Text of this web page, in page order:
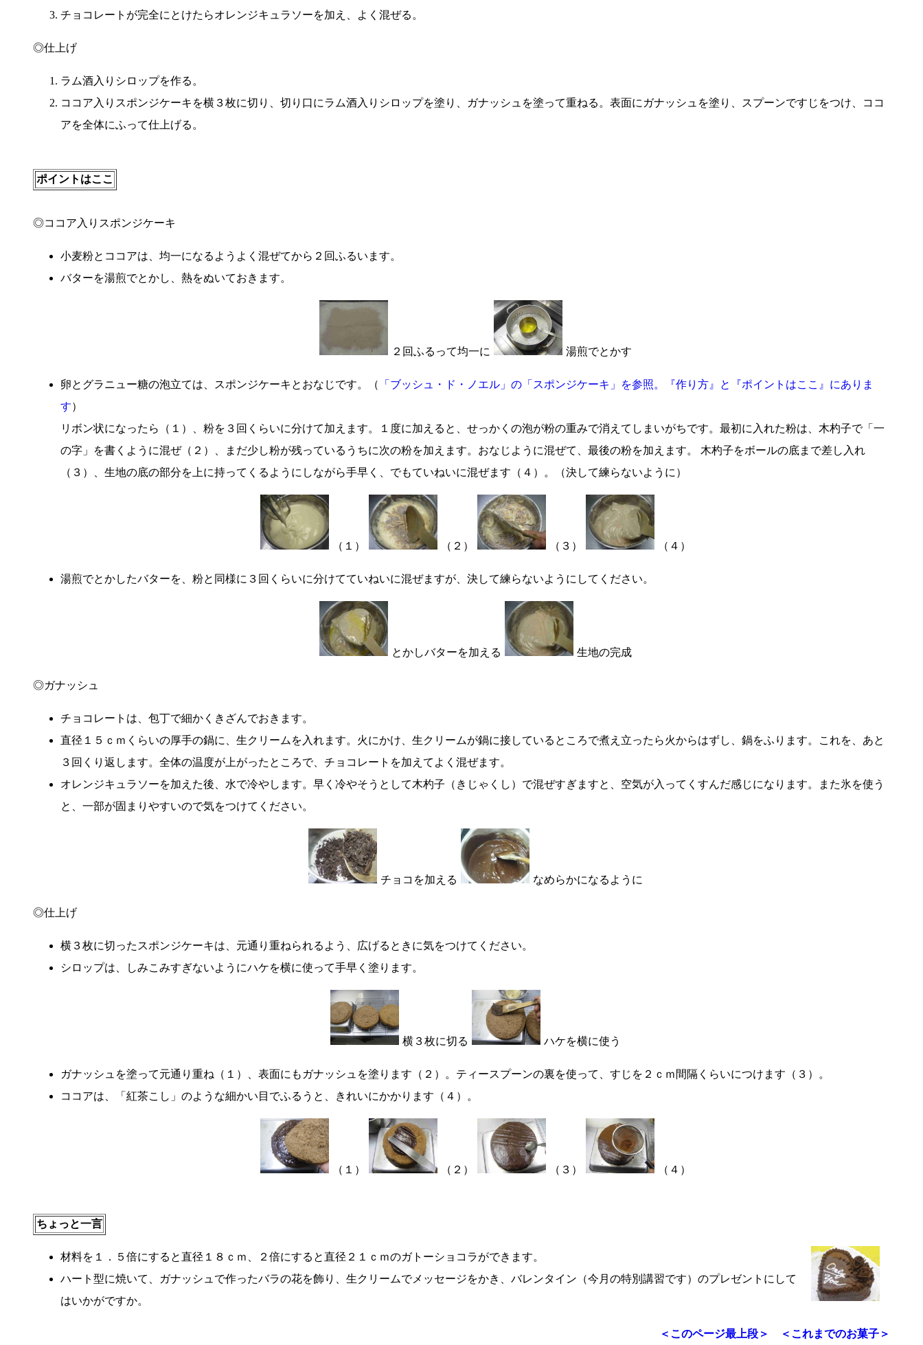
チョコレートが完全にとけたらオレンジキュラソーを加え、よく混ぜる。
◎仕上げ
ラム酒入りシロップを作る。
ココア入りスポンジケーキを横３枚に切り、切り口にラム酒入りシロップを塗り、ガナッシュを塗って重ねる。表面にガナッシュを塗り、スプーンですじをつけ、ココ
アを全体にふって仕上げる。
ポイントはここ
◎ココア入りスポンジケーキ
小麦粉とココアは、均一になるようよく混ぜてから２回ふるいます。
バターを湯煎でとかし、熱をぬいておきます。
２回ふるって均一に 湯煎でとかす
卵とグラニュー糖の泡立ては、スポンジケーキとおなじです。（
「ブッシュ・ド・ノエル」の「スポンジケーキ」を参照。『作り方』と『ポイントはここ』にありま
す）
リボン状になったら（１）、粉を３回くらいに分けて加えます。１度に加えると、せっかくの泡が粉の重みで消えてしまいがちです。最初に入れた粉は、木杓子で「一
の字」を書くように混ぜ（２）、まだ少し粉が残っているうちに次の粉を加えます。おなじように混ぜて、最後の粉を加えます。 木杓子をボールの底まで差し入れ
（３）、生地の底の部分を上に持ってくるようにしながら手早く、でもていねいに混ぜます（４）。（決して練らないように）
（１） （２） （３） （４）
湯煎でとかしたバターを、粉と同様に３回くらいに分けてていねいに混ぜますが、決して練らないようにしてください。
とかしバターを加える 生地の完成
◎ガナッシュ
チョコレートは、包丁で細かくきざんでおきます。
直径１５ｃｍくらいの厚手の鍋に、生クリームを入れます。火にかけ、生クリームが鍋に接しているところで煮え立ったら火からはずし、鍋をふります。これを、あと
３回くり返します。全体の温度が上がったところで、チョコレートを加えてよく混ぜます。
オレンジキュラソーを加えた後、水で冷やします。早く冷やそうとして木杓子（きじゃくし）で混ぜすぎますと、空気が入ってくすんだ感じになります。また氷を使う
と、一部が固まりやすいので気をつけてください。
チョコを加える なめらかになるように
◎仕上げ
横３枚に切ったスポンジケーキは、元通り重ねられるよう、広げるときに気をつけてください。
シロップは、しみこみすぎないようにハケを横に使って手早く塗ります。
横３枚に切る ハケを横に使う
ガナッシュを塗って元通り重ね（１）、表面にもガナッシュを塗ります（２）。ティースプーンの裏を使って、すじを２ｃｍ間隔くらいにつけます（３）。
ココアは、「紅茶こし」のような細かい目でふるうと、きれいにかかります（４）。
（１） （２） （３） （４）
ちょっと一言
材料を１．５倍にすると直径１８ｃｍ、２倍にすると直径２１ｃｍのガトーショコラができます。
ハート型に焼いて、ガナッシュで作ったバラの花を飾り、生クリームでメッセージをかき、バレンタイン（今月の特別講習です）のプレゼントにして
はいかがですか。
＜このページ最上段＞ ＜これまでのお菓子＞